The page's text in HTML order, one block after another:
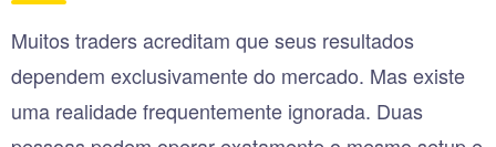
Muitos traders acreditam que seus resultados
dependem exclusivamente do mercado. Mas existe
uma realidade frequentemente ignorada. Duas